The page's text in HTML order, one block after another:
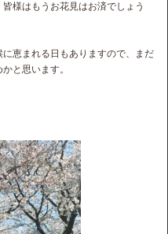
様はもうお花見はお済でしょう
恵まれる日もありますので、まだ
と思います。